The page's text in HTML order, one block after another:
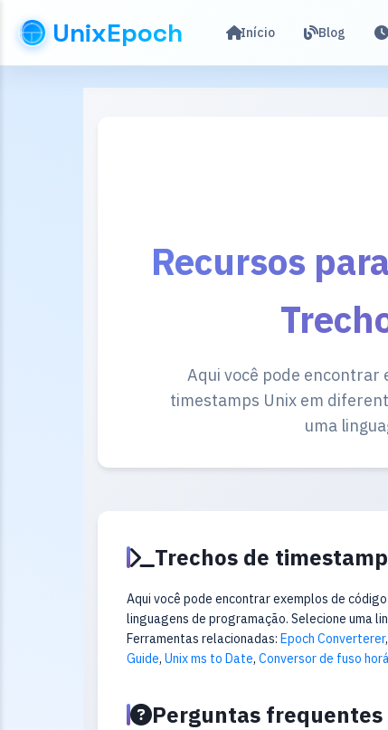
UnixEpoch Início Blog
Recursos
Aqui você pode encontrar
timestamps Unix em
uma
Trechos de
Aqui você pode encontrar exemplos de
linguagens de programação. Selecione uma
Ferramentas relacionadas: Epoch Converterer,
Guide, Unix ms to Date, Conversor de fuso
Perguntas frequentes